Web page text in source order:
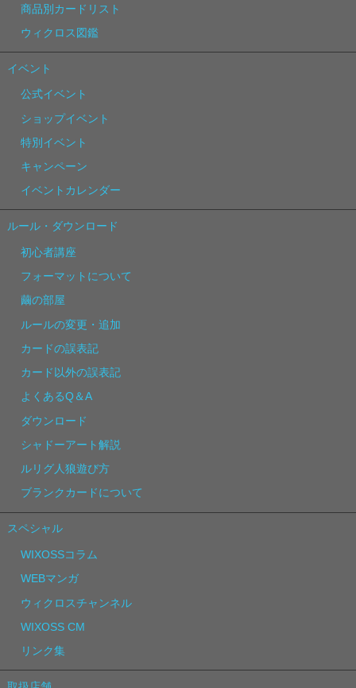
商品別カードリスト
ウィクロス図鑑
イベント
公式イベント
ショップイベント
特別イベント
キャンペーン
イベントカレンダー
ルール・ダウンロード
初心者講座
フォーマットについて
繭の部屋
ルールの変更・追加
カードの誤表記
カード以外の誤表記
よくあるQ＆A
ダウンロード
シャドーアート解説
ルリグ人狼遊び方
ブランクカードについて
スペシャル
WIXOSSコラム
WEBマンガ
ウィクロスチャンネル
WIXOSS CM
リンク集